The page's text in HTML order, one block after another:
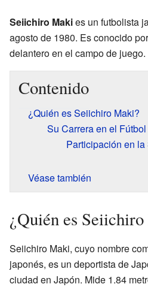
Seiichiro Makies un futbolista
agosto de 1980. Es conocido
delantero en el campo de juego.
Contenido
¿Quién es Seiichiro Maki?
Su Carrera en el Fútbol
Participación en
Véase también
¿Quién es
Seiichiro Maki, cuyo nombre
japonés, es un deportista de
ciudad en Japón. Mide 1.84